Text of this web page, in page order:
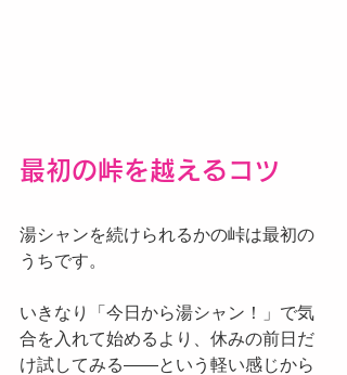
最初の峠を越えるコツ
湯シャンを続けられるかの峠は最初の
うちです。
いきなり「今日から湯シャン！」で気
合を入れて始めるより、休みの前日だ
け試してみる——という軽い感じから